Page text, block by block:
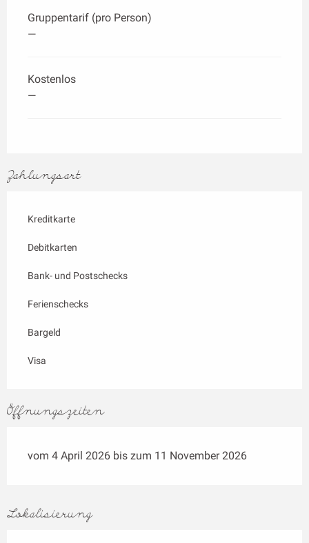
Gruppentarif (pro Person)
—
Kostenlos
—
Zahlungsart
Kreditkarte
Debitkarten
Bank- und Postschecks
Ferienschecks
Bargeld
Visa
Öffnungszeiten
vom 4 April 2026 bis zum 11 November 2026
Lokalisierung